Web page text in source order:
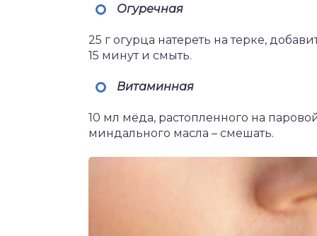
Огуречная
25 г огурца натереть на терке,
15 минут и смыть.
Витаминная
10 мл мёда, растопленного на
миндального масла – смешать.